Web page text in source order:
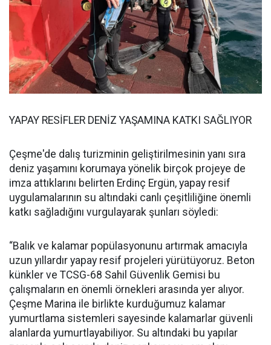
YAPAY RESİFLER DENİZ YAŞAMINA KATKI SAĞLIYOR
Çeşme'de dalış turizminin geliştirilmesinin yanı sıra
deniz yaşamını korumaya yönelik birçok projeye de
imza attıklarını belirten Erdinç Ergün, yapay resif
uygulamalarının su altındaki canlı çeşitliliğine önemli
katkı sağladığını vurgulayarak şunları söyledi:
“Balık ve kalamar popülasyonunu artırmak amacıyla
uzun yıllardır yapay resif projeleri yürütüyoruz. Beton
künkler ve TCSG-68 Sahil Güvenlik Gemisi bu
çalışmaların en önemli örnekleri arasında yer alıyor.
Çeşme Marina ile birlikte kurduğumuz kalamar
yumurtlama sistemleri sayesinde kalamarlar güvenli
alanlarda yumurtlayabiliyor. Su altındaki bu yapılar